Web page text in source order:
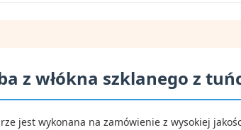
z włókna szklanego z
jest wykonana na zamówienie z wysokiej